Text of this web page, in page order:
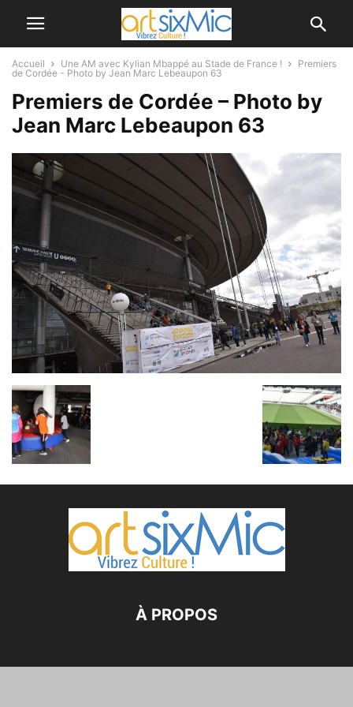
Accueil Une AM avec Kylian Mbappé au Stade de France !
Premiers
de Cordée - Photo by Jean Marc Lebeaupon 63
Premiers de Cordée – Photo by
Jean Marc Lebeaupon 63
À PROPOS